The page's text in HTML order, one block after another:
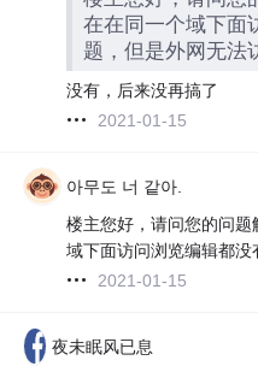
在在同一个域下面
题，但是外网无法
没有，后来没再搞了
2021-01-15
아무도 너 같아.
楼主您好，请问您的问
域下面访问浏览编辑都
2021-01-15
夜未眠风已息